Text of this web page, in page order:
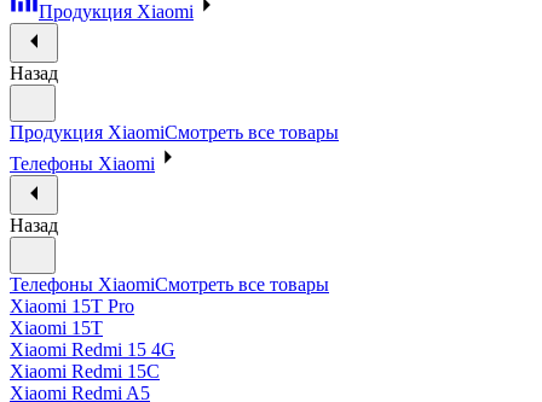
Продукция Xiaomi
Назад
Продукция XiaomiСмотреть все товары
Телефоны Xiaomi
Назад
Телефоны XiaomiСмотреть все товары
Xiaomi 15T Pro
Xiaomi 15T
Xiaomi Redmi 15 4G
Xiaomi Redmi 15C
Xiaomi Redmi A5